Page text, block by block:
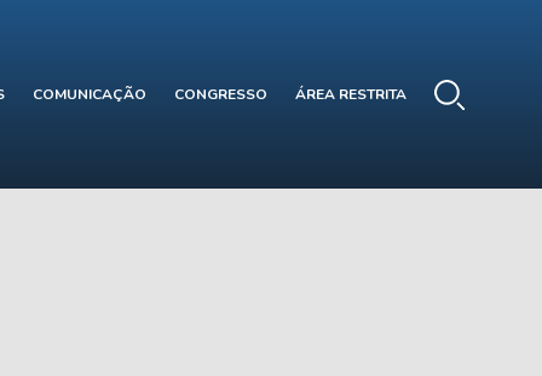
COMUNICAÇÃO CONGRESSO ÁREA RESTRITA